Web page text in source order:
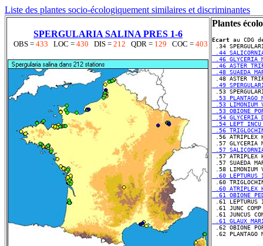
Liste des plantes socio-écologiquement similaires et discriminantes
SPERGULARIA SALINA PRES 1-6
OBS = 433 LOC = 430 DIS = 212 QDR = 129 COC = 403
Plantes
Ecart au CDG
.44
.46 GLYCERIA
.46 ASTER
.48 SUAEDA
.49
.53
.53 LIMONIUM
.53 OBIONE
.54 GLYCERIA
.54 LEPT
.56
.57
.57 SUAEDA
.60 LEPTURUS
.60 ATRIPLEX
.61 OBIONE
.61 JUNC
.61 GLAUX